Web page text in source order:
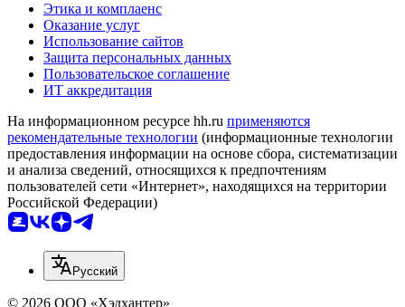
Этика и комплаенс
Оказание услуг
Использование сайтов
Защита персональных данных
Пользовательское соглашение
ИТ аккредитация
На информационном ресурсе hh.ru применяются
рекомендательные технологии (информационные технологии
предоставления информации на основе сбора, систематизации
и анализа сведений, относящихся к предпочтениям
пользователей сети «Интернет», находящихся на территории
Российской Федерации)
Русский
© 2026 ООО «Хэдхантер»